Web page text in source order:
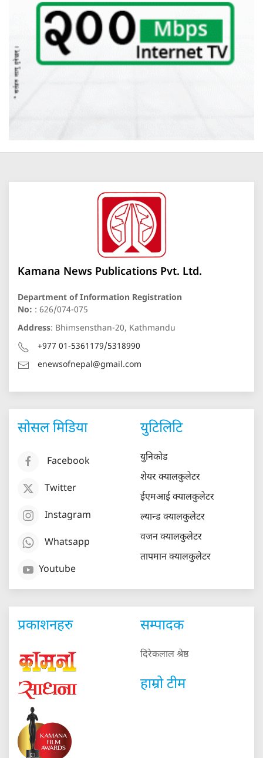
Kamana News Publications Pvt. Ltd.
Department of Information Registration
No: : 626/074-075
Address: Bhimsensthan-20, Kathmandu
+977 01-5361179/5318990
enewsofnepal@gmail.com
सोसल मिडिया
Facebook
Twitter
Instagram
Whatsapp
Youtube
युटिलिटि
युनिकोड
शेयर क्यालकुलेटर
ईएमआई क्यालकुलेटर
ल्यान्ड क्यालकुलेटर
वजन क्यालकुलेटर
तापमान क्यालकुलेटर
प्रकाशनहरु सम्पादक
दिरेकलाल श्रेष्ठ
हाम्रो टीम